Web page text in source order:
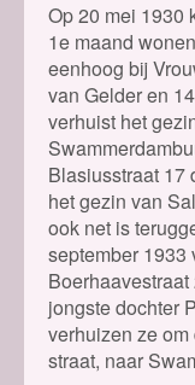
Op 20 mei 1930
1e maand
eenhoog bij
van Gelder en
verhuist het
Blasiusstraat 17
het gezin van
ook net is
september 1933
jongste dochter
verhuizen ze
straat, naar